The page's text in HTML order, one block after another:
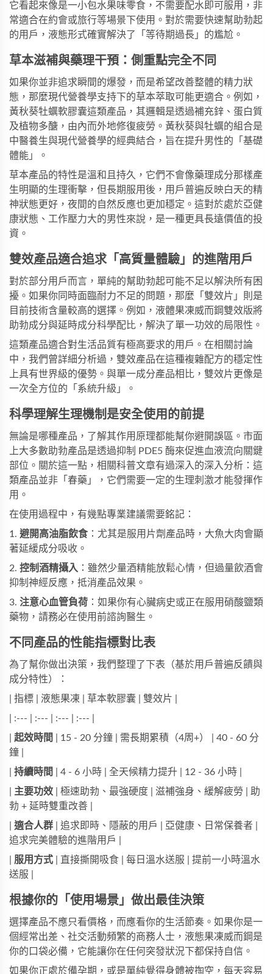
它看起來像是一小包水果味零食，不需要配水即可服用，非
常適合在約會或旅行等場景下使用。對於需要快速幫助勃起
的用戶，液態形式確實解決了「等待期過長」的尷尬。
草本滋補與藥理干預：側重點完全不同
如果你並非追求瞬間的爆發，而是希望改善整體的精力狀
態，那麼現代營養學支持下的草本萃取可能更適合。例如，
黃秋葵牡蠣軟膠囊這類產品，其邏輯是透過補充鋅、蛋白質
及植物多醣，由內而外地修復疲勞。黃秋葵與牡蠣的組合是
中醫養生與現代營養學的經典結合，旨在提升男性的「基礎
體能」。
草本產品的特性是溫和且持久，它們不會像藥理成分那樣產
生明顯的生理衝擊，但長期服用後，用戶普遍反映白天的精
神狀態更好，夜間的自然反應也更加穩定。這對於處於亞健
康狀態、工作壓力大的男性來說，是一種更具長遠價值的投
資。
雙效產品適合追求「高質量體驗」的進階用戶
對於部分用戶而言，單純的幫助勃起可能不足以解決所有困
擾。如果你同時面臨耐力不足的問題，那麼「雙效片」則是
目前技術含量較高的選擇。例如， 液體果凍威而鋼雙效版將
助勃成分與延時成分科學配比，解決了單一功效的局限性。
這類產品適合對生活品質有極高要求的用戶。在相關討論
中，我們曾詳細分析過，雙效產品在這種複雜配方的穩定性
上具有世界級的優勢。與單一成分產品相比，雙效片更像是
一次全方位的「系統升級」。
科學理解生理機制是安全使用的前提
無論是哪種產品，了解其作用原理都能幫你避開誤區。市面
上大多數助勃產品是透過抑制 PDE5 酶來促進血液流向關鍵
部位。關於這一點，相關科普文章有過深入的深入分析：這
類產品並非「春藥」，它們需要一定的生理刺激才能發揮作
用。
在使用過程中，有幾點專業建議需要銘記：
1. 避開高油脂飲食：尤其是服用片劑產品時，大魚大肉會顯
著延緩成分吸收。
2. 控制酒精攝入 ：雖然少量酒精能放鬆心情，但過量飲酒會
抑制神經反應，抵消產品效果。
3. 注意心血管負荷 ：如果你有心臟病史或正在服用硝酸鹽類
藥物，請務必在使用前諮詢醫生。
不同產品的性能指標對比表
為了幫你做出決策，我們整理了下表（基於用戶普遍反饋與
成分特性）：
| 指標 | 液態果凍 | 草本軟膠囊 | 雙效片 |
| :--- | :--- | :--- | :--- |
起效時間
| 15 - 20 分鐘 | 需長期累積（4周+） | 40 - 60 分
鐘 |
持續時間
| 4 - 6 小時 | 全天候精力提升 | 12 - 36 小時 |
主要功效 | 極速助勃、最強硬度 | 滋補強身、緩解疲勞 | 助
勃 + 延時雙重改善 |
適合人群 | 追求即時、隱蔽的用戶 | 亞健康、日常保養者 |
追求完美體驗的進階用戶 |
服用方式 | 直接撕開吸食 | 每日溫水送服 | 提前一小時溫水
送服 |
根據你的「使用場景」做出最佳決策
選擇產品不應只看價格，而應看你的生活節奏。如果你是一
個經常出差、社交活動頻繁的商務人士， 液態果凍威而鋼是
你的口袋必備，它能讓你在任何突發狀況下都保持自信。
如果你正處於備孕期，或是單純覺得身體被掏空，每天容易